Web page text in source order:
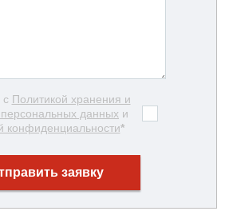
с Политикой хранения и
данных и
конфиденциальности*
заявку